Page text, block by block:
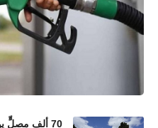
70 ألف